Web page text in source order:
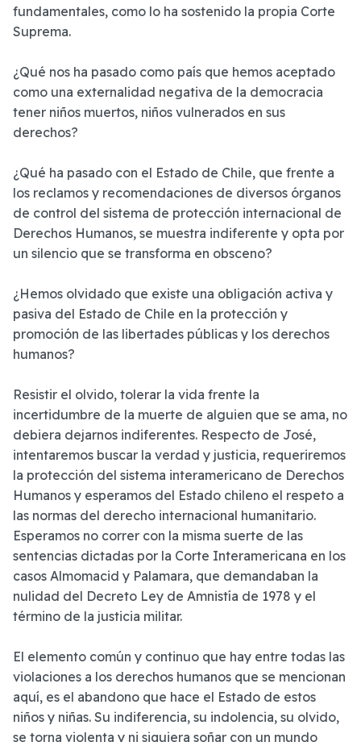
fundamentales, como lo ha sostenido la propia Corte
Suprema.
¿Qué nos ha pasado como país que hemos aceptado
como una externalidad negativa de la democracia
tener niños muertos, niños vulnerados en sus
derechos?
¿Qué ha pasado con el Estado de Chile, que frente a
los reclamos y recomendaciones de diversos órganos
de control del sistema de protección internacional de
Derechos Humanos, se muestra indiferente y opta por
un silencio que se transforma en obsceno?
¿Hemos olvidado que existe una obligación activa y
pasiva del Estado de Chile en la protección y
promoción de las libertades públicas y los derechos
humanos?
Resistir el olvido, tolerar la vida frente la
incertidumbre de la muerte de alguien que se ama, no
debiera dejarnos indiferentes. Respecto de José,
intentaremos buscar la verdad y justicia, requeriremos
la protección del sistema interamericano de Derechos
Humanos y esperamos del Estado chileno el respeto a
las normas del derecho internacional humanitario.
Esperamos no correr con la misma suerte de las
sentencias dictadas por la Corte Interamericana en los
casos Almomacid y Palamara, que demandaban la
nulidad del Decreto Ley de Amnistía de 1978 y el
término de la justicia militar.
El elemento común y continuo que hay entre todas las
violaciones a los derechos humanos que se mencionan
aquí, es el abandono que hace el Estado de estos
niños y niñas. Su indiferencia, su indolencia, su olvido,
se torna violenta y ni siquiera soñar con un mundo